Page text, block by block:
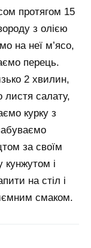
протягом 15
з олією
на неї м’ясо,
перець.
2 хвилин,
листя салату,
курку з
за своїм
і
на стіл і
смаком.